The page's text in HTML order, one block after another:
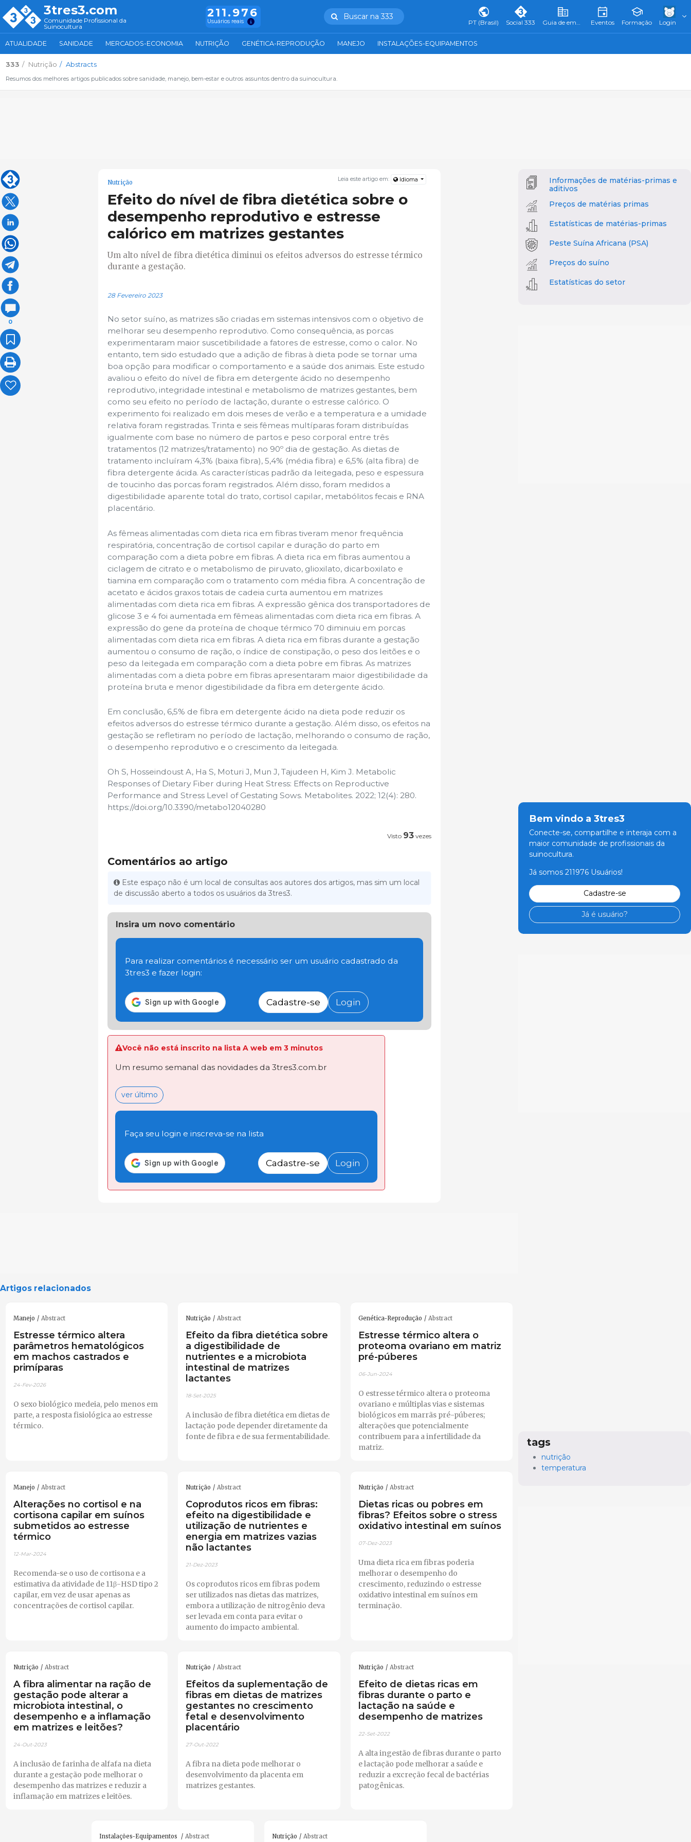
3tres3.com
Comunidade Profissional da
Suinocultura
211.976
Usuários reais
Buscar na 333
PT (Brasil) Social 333 Guia de empresas Eventos Formação Login
ATUALIDADE SANIDADE MERCADOS-ECONOMIA NUTRIÇÃO GENÉTICA-REPRODUÇÃO MANEJO INSTALAÇÕES-EQUIPAMENTOS
333 Nutrição Abstracts
Resumos dos melhores artigos publicados sobre sanidade, manejo, bem-estar e outros assuntos dentro da suinocultura.
0
Leia este artigo em: Idioma
Nutrição
Efeito do nível de fibra dietética sobre o
desempenho reprodutivo e estresse
calórico em matrizes gestantes
Um alto nível de fibra dietética diminui os efeitos adversos do estresse térmico
durante a gestação.
28 Fevereiro 2023
No setor suíno, as matrizes são criadas em sistemas intensivos com o objetivo de
melhorar seu desempenho reprodutivo. Como consequência, as porcas
experimentaram maior suscetibilidade a fatores de estresse, como o calor. No
entanto, tem sido estudado que a adição de fibras à dieta pode se tornar uma
boa opção para modificar o comportamento e a saúde dos animais. Este estudo
avaliou o efeito do nível de fibra em detergente ácido no desempenho
reprodutivo, integridade intestinal e metabolismo de matrizes gestantes, bem
como seu efeito no período de lactação, durante o estresse calórico. O
experimento foi realizado em dois meses de verão e a temperatura e a umidade
relativa foram registradas. Trinta e seis fêmeas multíparas foram distribuídas
igualmente com base no número de partos e peso corporal entre três
tratamentos (12 matrizes/tratamento) no 90º dia de gestação. As dietas de
tratamento incluíram 4,3% (baixa fibra), 5,4% (média fibra) e 6,5% (alta fibra) de
fibra detergente ácida. As características padrão da leitegada, peso e espessura
de toucinho das porcas foram registrados. Além disso, foram medidos a
digestibilidade aparente total do trato, cortisol capilar, metabólitos fecais e RNA
placentário.
As fêmeas alimentadas com dieta rica em fibras tiveram menor frequência
respiratória, concentração de cortisol capilar e duração do parto em
comparação com a dieta pobre em fibras. A dieta rica em fibras aumentou a
ciclagem de citrato e o metabolismo de piruvato, glioxilato, dicarboxilato e
tiamina em comparação com o tratamento com média fibra. A concentração de
acetato e ácidos graxos totais de cadeia curta aumentou em matrizes
alimentadas com dieta rica em fibras. A expressão gênica dos transportadores de
glicose 3 e 4 foi aumentada em fêmeas alimentadas com dieta rica em fibras. A
expressão do gene da proteína de choque térmico 70 diminuiu em porcas
alimentadas com dieta rica em fibras. A dieta rica em fibras durante a gestação
aumentou o consumo de ração, o índice de constipação, o peso dos leitões e o
peso da leitegada em comparação com a dieta pobre em fibras. As matrizes
alimentadas com a dieta pobre em fibras apresentaram maior digestibilidade da
proteína bruta e menor digestibilidade da fibra em detergente ácido.
Em conclusão, 6,5% de fibra em detergente ácido na dieta pode reduzir os
efeitos adversos do estresse térmico durante a gestação. Além disso, os efeitos na
gestação se refletiram no período de lactação, melhorando o consumo de ração,
o desempenho reprodutivo e o crescimento da leitegada.
Oh S, Hosseindoust A, Ha S, Moturi J, Mun J, Tajudeen H, Kim J. Metabolic
Responses of Dietary Fiber during Heat Stress: Effects on Reproductive
Performance and Stress Level of Gestating Sows. Metabolites. 2022; 12(4): 280.
https://doi.org/10.3390/metabo12040280
Visto 93 vezes
Comentários ao artigo
Este espaço não é um local de consultas aos autores dos artigos, mas sim um local
de discussão aberto a todos os usuários da 3tres3.
Insira um novo comentário
Para realizar comentários é necessário ser um usuário cadastrado da
3tres3 e fazer login:
Cadastre-se Login
Você não está inscrito na lista A web em 3 minutos
Um resumo semanal das novidades da 3tres3.com.br
ver último
Faça seu login e inscreva-se na lista
Cadastre-se Login
Artigos relacionados
Manejo Abstract
Estresse térmico altera
parâmetros hematológicos
em machos castrados e
primíparas
24-Fev-2026
O sexo biológico medeia, pelo menos em
parte, a resposta fisiológica ao estresse
térmico.
Nutrição Abstract
Efeito da fibra dietética sobre
a digestibilidade de
nutrientes e a microbiota
intestinal de matrizes
lactantes
18-Set-2025
A inclusão de fibra dietética em dietas de
lactação pode depender diretamente da
fonte de fibra e de sua fermentabilidade.
Genética-Reprodução Abstract
Estresse térmico altera o
proteoma ovariano em matriz
pré-púberes
06-Jun-2024
O estresse térmico altera o proteoma
ovariano e múltiplas vias e sistemas
biológicos em marrãs pré-púberes;
alterações que potencialmente
contribuem para a infertilidade da
matriz.
Manejo Abstract
Alterações no cortisol e na
cortisona capilar em suínos
submetidos ao estresse
térmico
12-Mar-2024
Recomenda-se o uso de cortisona e a
estimativa da atividade de 11β-HSD tipo 2
capilar, em vez de usar apenas as
concentrações de cortisol capilar.
Nutrição Abstract
Coprodutos ricos em fibras:
efeito na digestibilidade e
utilização de nutrientes e
energia em matrizes vazias
não lactantes
21-Dez-2023
Os coprodutos ricos em fibras podem
ser utilizados nas dietas das matrizes,
embora a utilização de nitrogênio deva
ser levada em conta para evitar o
aumento do impacto ambiental.
Nutrição Abstract
Dietas ricas ou pobres em
fibras? Efeitos sobre o stress
oxidativo intestinal em suínos
07-Dez-2023
Uma dieta rica em fibras poderia
melhorar o desempenho do
crescimento, reduzindo o estresse
oxidativo intestinal em suínos em
terminação.
Nutrição Abstract
A fibra alimentar na ração de
gestação pode alterar a
microbiota intestinal, o
desempenho e a inflamação
em matrizes e leitões?
24-Out-2023
A inclusão de farinha de alfafa na dieta
durante a gestação pode melhorar o
desempenho das matrizes e reduzir a
inflamação em matrizes e leitões.
Nutrição Abstract
Efeitos da suplementação de
fibras em dietas de matrizes
gestantes no crescimento
fetal e desenvolvimento
placentário
27-Out-2022
A fibra na dieta pode melhorar o
desenvolvimento da placenta em
matrizes gestantes.
Nutrição Abstract
Efeito de dietas ricas em
fibras durante o parto e
lactação na saúde e
desempenho de matrizes
22-Set-2022
A alta ingestão de fibras durante o parto
e lactação pode melhorar a saúde e
reduzir a excreção fecal de bactérias
patogênicas.
Instalações-Equipamentos Abstract Nutrição Abstract
Informações de matérias-primas e
aditivos
Preços de matérias primas
Estatísticas de matérias-primas
Peste Suína Africana (PSA)
Preços do suíno
Estatísticas do setor
Bem vindo a 3tres3
Conecte-se, compartilhe e interaja com a
maior comunidade de profissionais da
suinocultura.
Já somos 211976 Usuários!
Cadastre-se
Já é usuário?
tags
nutrição
temperatura